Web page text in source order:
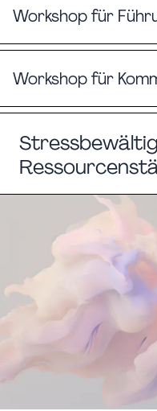
Workshop für
Workshop für